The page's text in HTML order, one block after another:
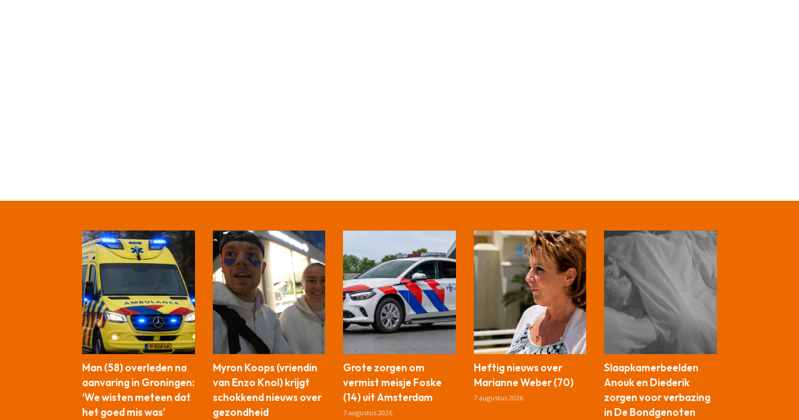
Man (58) overleden na
aanvaring in Groningen:
‘We wisten meteen dat
het goed mis was’
Myron Koops (vriendin
van Enzo Knol) krijgt
schokkend nieuws over
gezondheid
Grote zorgen om
vermist meisje Foske
(14) uit Amsterdam
7 augustus 2026
Heftig nieuws over
Marianne Weber (70)
7 augustus 2026
Slaapkamerbeelden
Anouk en Diederik
zorgen voor verbazing
in De Bondgenoten